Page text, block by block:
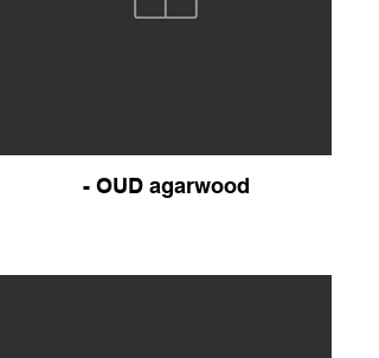
- OUD agarwood